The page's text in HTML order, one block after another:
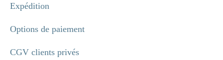
Expédition
Options de paiement
CGV clients privés